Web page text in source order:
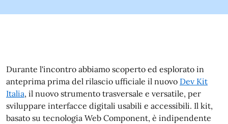
Durante l'incontro abbiamo scoperto ed esplorato in
anteprima prima del rilascio ufficiale il nuovo Dev Kit
Italia, il nuovo strumento trasversale e versatile, per
sviluppare interfacce digitali usabili e accessibili. Il kit,
basato su tecnologia Web Component, è indipendente